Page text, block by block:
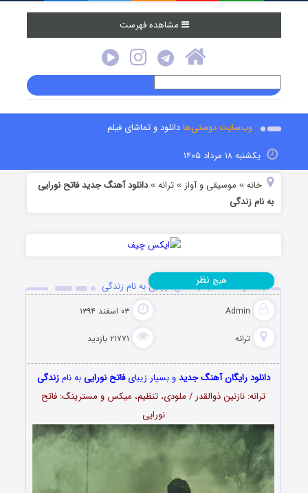
مشاهده فهرست
وب‌سایت دوستی‌هادانلود و تماشای فیلم
یکشنبه ۱۸ مرداد ۱۴۰۵
خانه » موسیقی و آواز »ترانه »دانلود آهنگ جدید فاتح نورایی
به نام زندگی
دانلود آهنگ جدید فاتح نورایی به نام زندگی
Admin ۰۳ اسفند ۱۳۹۴
ترانه ۲۱۷۷۱ بازدید
هیچ نظر
دانلود رایگان آهنگ جدیدو بسیار زیبایفاتح نوراییبه نامزندگی
ترانه: نازنین ذوالقدر / ملودی، تنظیم، میکس و مسترینگ: فاتح
نورایی